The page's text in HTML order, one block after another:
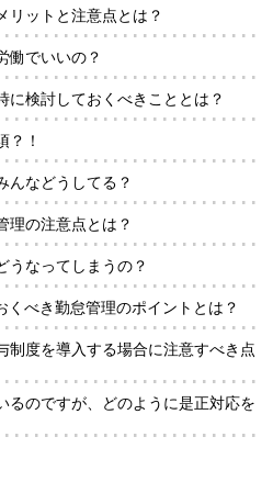
リットと注意点とは？
働でいいの？
に検討しておくべきこととは？
？！
んなどうしてる？
理の注意点とは？
うなってしまうの？
べき勤怠管理のポイントとは？
制度を導入する場合に注意すべき点
るのですが、どのように是正対応を